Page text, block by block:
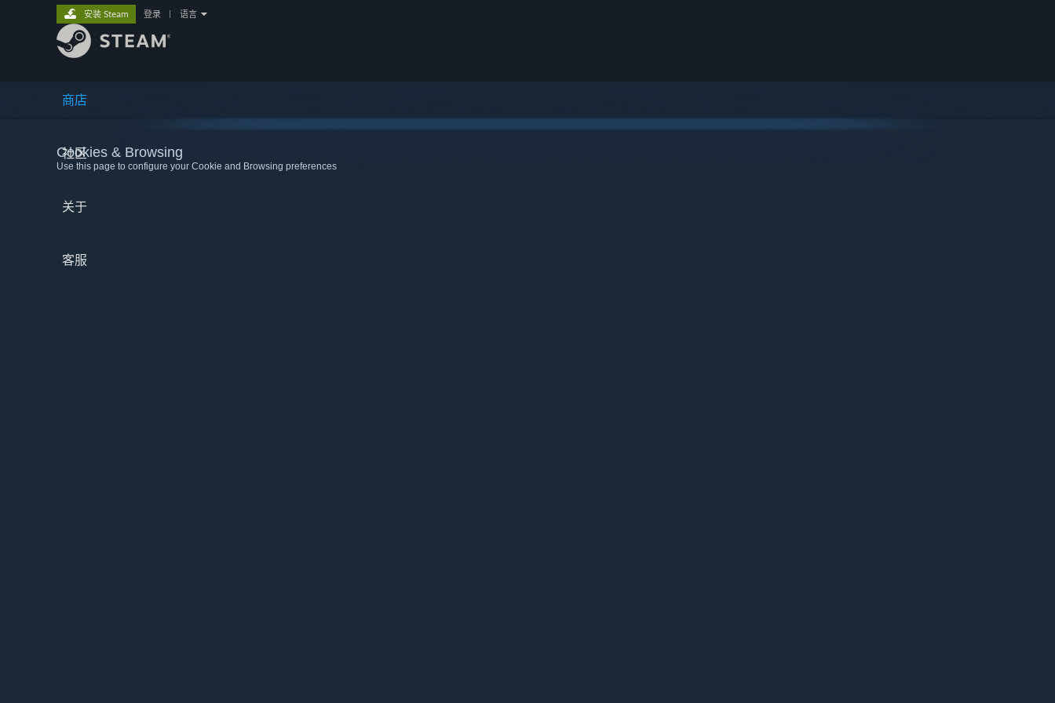
商店
社区
关于
客服
安装 Steam 登录 语言
Cookies & Browsing
Use this page to configure your Cookie and Browsing preferences